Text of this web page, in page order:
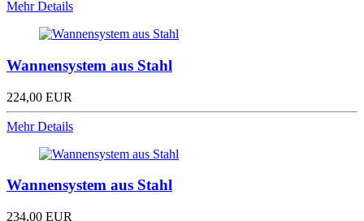
Mehr Details
Wannensystem aus Stahl
224,00 EUR
Mehr Details
Wannensystem aus Stahl
234,00 EUR